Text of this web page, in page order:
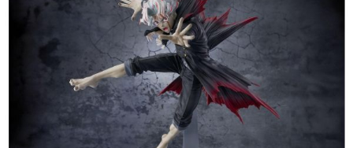
宅配-木棉花樂園專用
每笔NT$100，满NT$1,300(含以上)免运费
宅配-離島(澎湖/金門/馬祖)-木棉花樂園專用
每笔NT$220
黑貓宅配-貨到付款
每笔NT$150